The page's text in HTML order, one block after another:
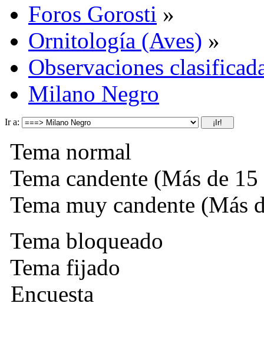
Foros Gorosti »
Ornitología (Aves) »
Observaciones
Milano Negro
Ir a:
Tema normal
Tema candente (Más de 15
Tema muy candente (Más
Tema bloqueado
Tema fijado
Encuesta